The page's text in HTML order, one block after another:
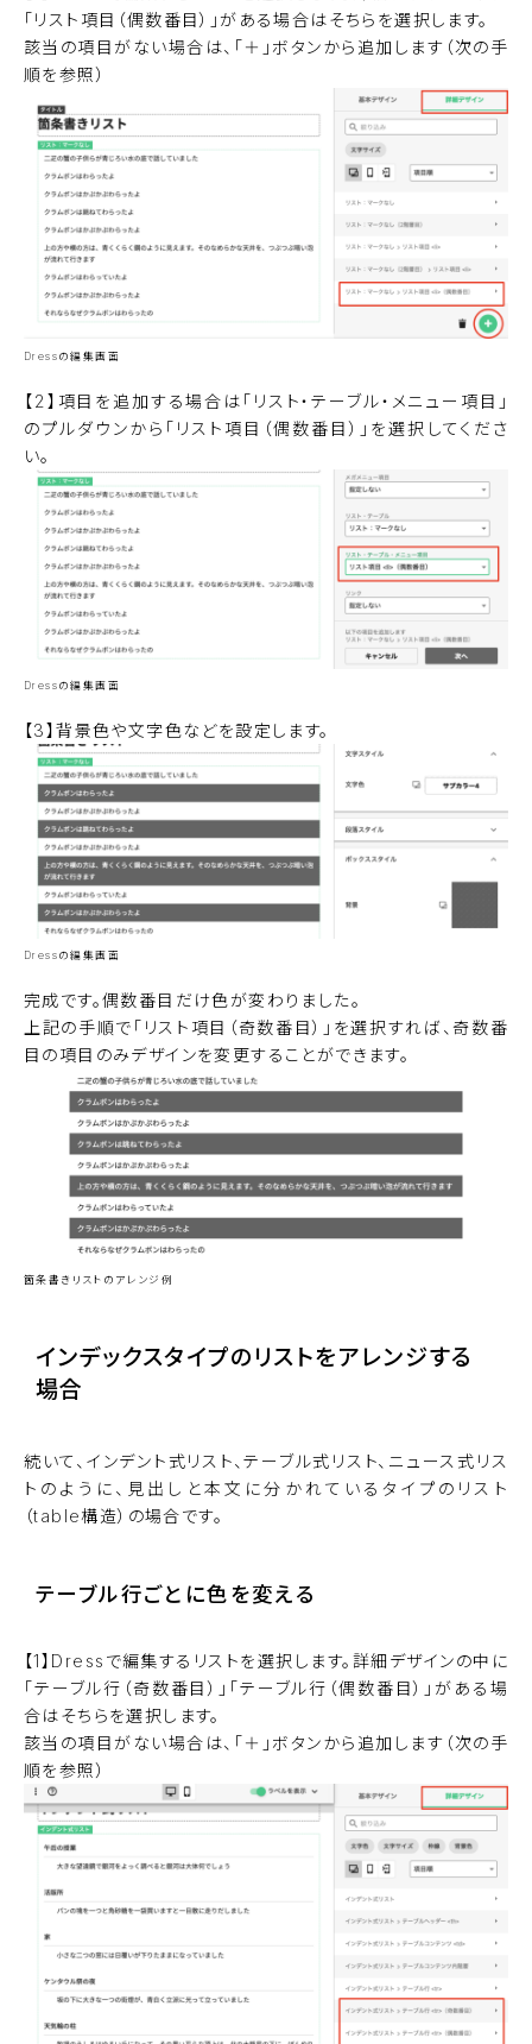
「リスト項目（偶数番目）」がある場合はそちらを選択します。
該当の項目がない場合は、「＋」ボタンから追加します（次の手
順を参照）
Dressの編集画面
【2】項目を追加する場合は「リスト・テーブル・メニュー項目」
のプルダウンから「リスト項目（偶数番目）」を選択してくださ
い。
Dressの編集画面
【3】背景色や文字色などを設定します。
Dressの編集画面
完成です。偶数番目だけ色が変わりました。
上記の手順で「リスト項目（奇数番目）」を選択すれば、奇数番
目の項目のみデザインを変更することができます。
箇条書きリストのアレンジ例
インデックスタイプのリストをアレンジする
場合
続いて、インデント式リスト、テーブル式リスト、ニュース式リス
トのように、見出しと本文に分かれているタイプのリスト
（table構造）の場合です。
テーブル行ごとに色を変える
【1】Dressで編集するリストを選択します。詳細デザインの中に
「テーブル行（奇数番目）」「テーブル行（偶数番目）」がある場
合はそちらを選択します。
該当の項目がない場合は、「＋」ボタンから追加します（次の手
順を参照）